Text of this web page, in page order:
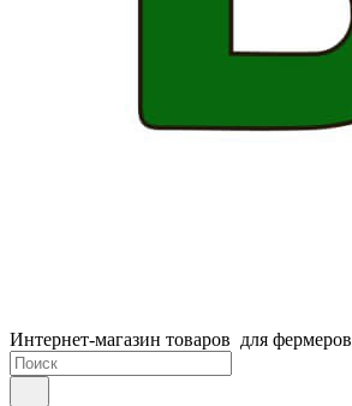
Интернет-магазин товаров для фермеров